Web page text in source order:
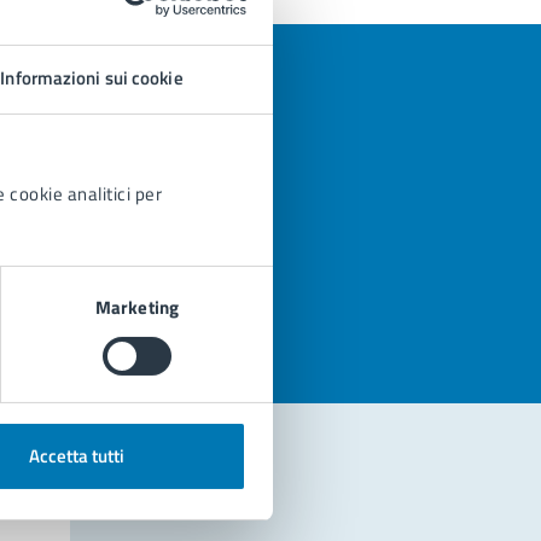
Informazioni sui cookie
cookie analitici per
Marketing
Accetta tutti